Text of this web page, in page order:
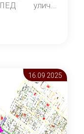
улично
16.09 2025